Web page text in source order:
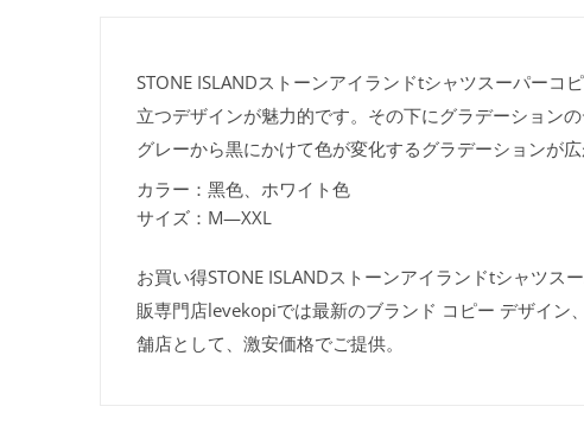
STONE ISLANDストーンアイランドtシャツスーパー
立つデザインが魅力的です。その下にグラデーション
グレーから黒にかけて色が変化するグラデーションが広
カラー：黑色、ホワイト色
サイズ：M—XXL
お買い得STONE ISLANDストーンアイランドtシャツ
販専門店levekopiでは最新のブランド コピー デザイ
舗店として、激安価格でご提供。